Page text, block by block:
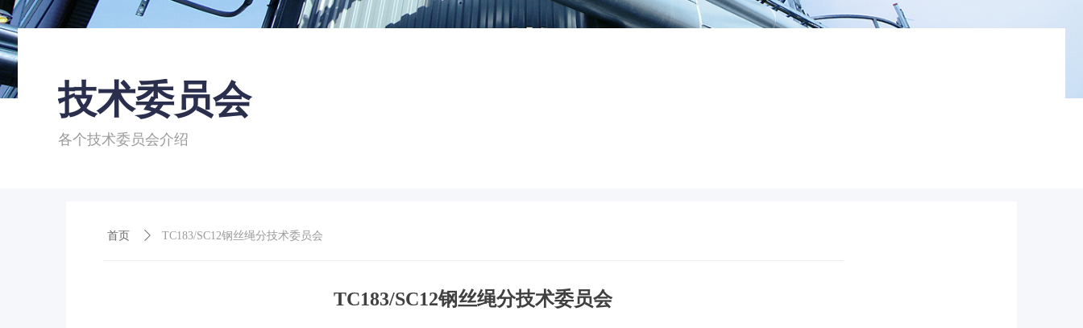
技术委员会
各个技术委员会介绍
首页 ꄲ TC183/SC12钢丝绳分技术委员会
TC183/SC12钢丝绳分技术委员会
首页